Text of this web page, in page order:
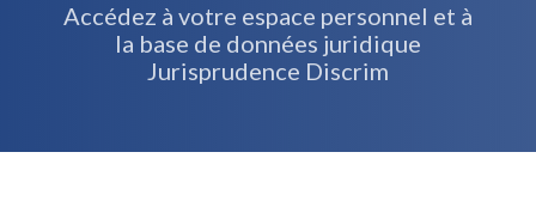
Accédez à votre espace personnel et à
la base de données juridique
Jurisprudence Discrim